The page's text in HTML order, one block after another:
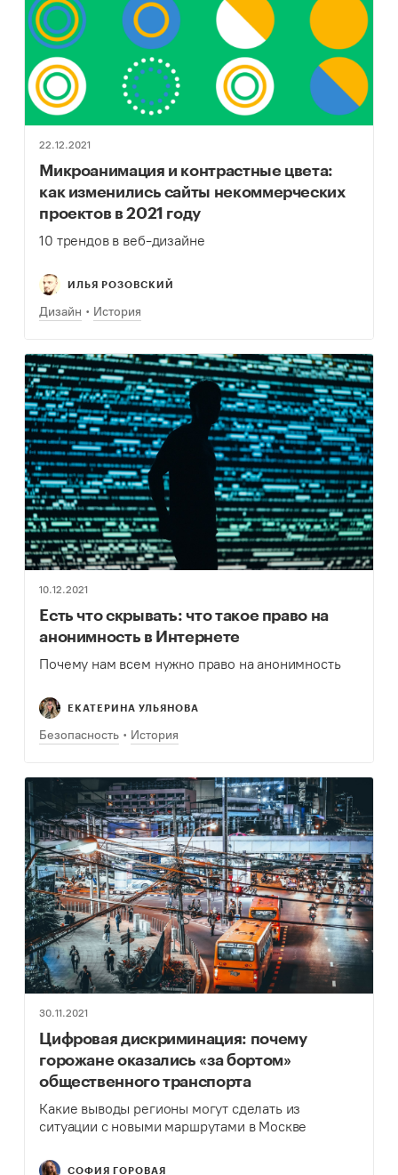
22.12.2021
Микроанимация и контрастные цвета:
как изменились сайты некоммерческих
проектов в 2021 году
10 трендов в веб-дизайне
ИЛЬЯ РОЗОВСКИЙ
Дизайн История
10.12.2021
Есть что скрывать: что такое право на
анонимность в Интернете
Почему нам всем нужно право на анонимность
ЕКАТЕРИНА УЛЬЯНОВА
Безопасность История
30.11.2021
Цифровая дискриминация: почему
горожане оказались «за бортом»
общественного транспорта
Какие выводы регионы могут сделать из
ситуации с новыми маршрутами в Москве
СОФИЯ ГОРОВАЯ